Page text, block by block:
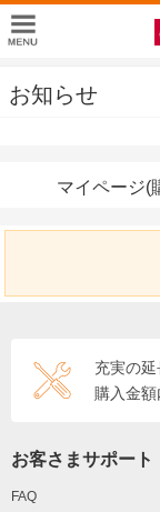
お知らせ
マイページ(
充実の
購入金
お客さまサポート
FAQ